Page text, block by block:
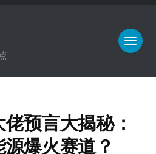
预言大揭秘：
爆火赛道？